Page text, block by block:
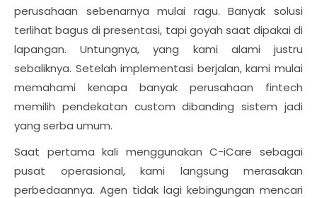
perusahaan sebenarnya mulai ragu. Banyak solusi
terlihat bagus di presentasi, tapi goyah saat dipakai di
lapangan. Untungnya, yang kami alami justru
sebaliknya. Setelah implementasi berjalan, kami mulai
memahami kenapa banyak perusahaan fintech
memilih pendekatan custom dibanding sistem jadi
yang serba umum.
Saat pertama kali menggunakan C-iCare sebagai
pusat operasional, kami langsung merasakan
perbedaannya. Agen tidak lagi kebingungan mencari